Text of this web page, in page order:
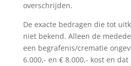
overschrijden.
De exacte bedragen die tot
niet bekend. Alleen de
een begrafenis/crematie
6.000,- en € 8.000,- kost en